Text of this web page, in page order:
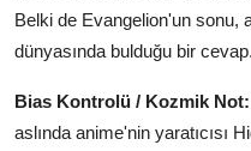
Belki de Evangelion'un sonu,
dünyasında bulduğu bir cevap.
Bias Kontrolü / Kozmik Not:
aslında anime'nin yaratıcısı